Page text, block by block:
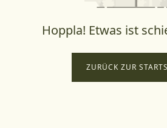
Hoppla! Etwas ist
ZURÜCK ZUR